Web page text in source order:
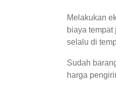
Melakukan
biaya
selalu di
Sudah
harga